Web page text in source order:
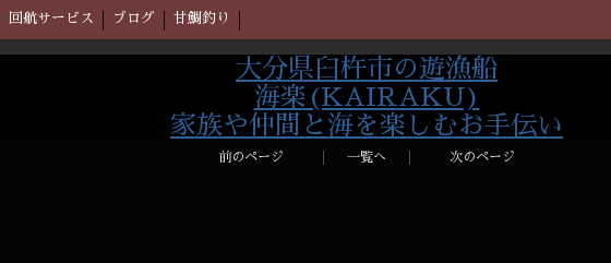
回航サービス ブログ 甘鯛釣り
大分県臼杵市の遊漁船
海楽(KAIRAKU)
家族や仲間と海を楽しむお手伝い
前のページ 一覧へ 次のページ